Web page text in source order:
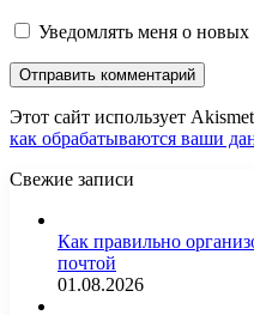
Уведомлять меня о новых
Этот сайт использует
как обрабатываются ваши
Свежие записи
Как правильно
почтой
01.08.2026